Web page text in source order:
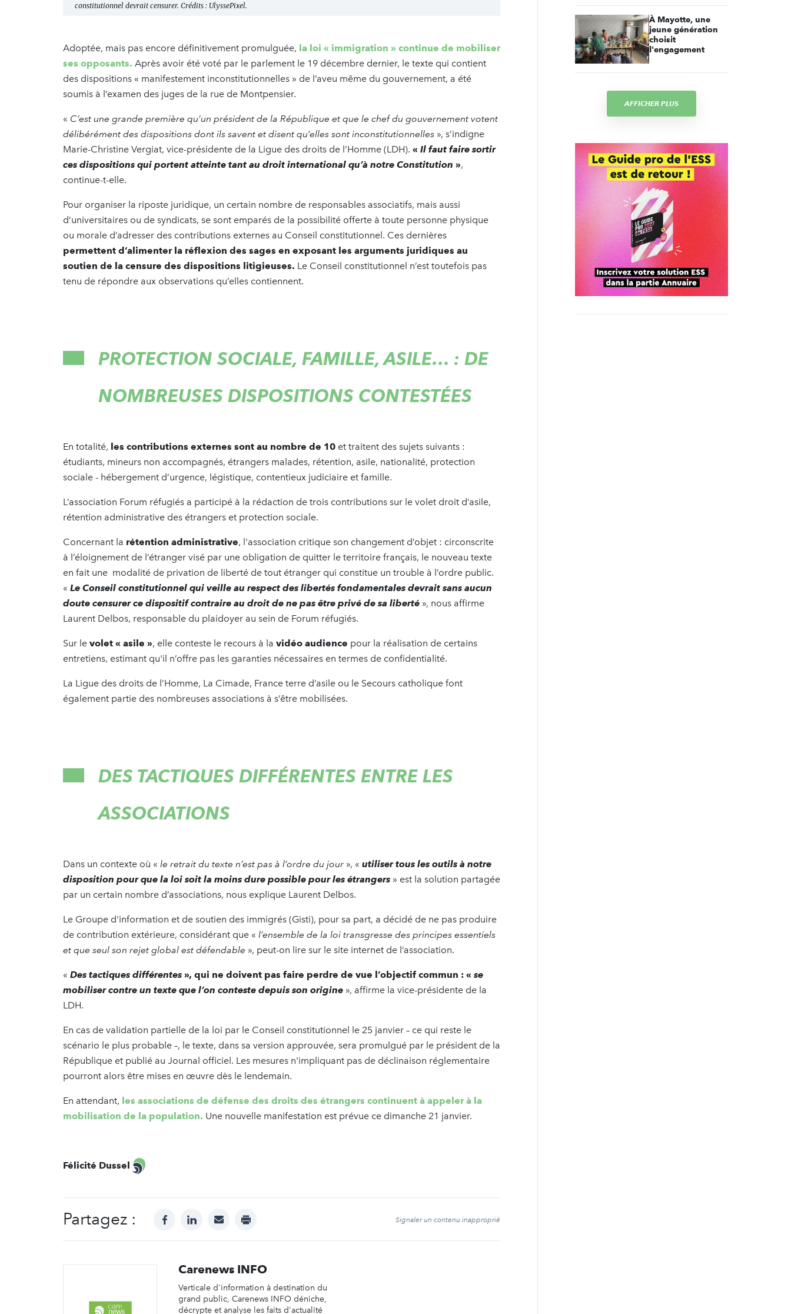
constitutionnel devrait censurer. Crédits : UlyssePixel.
Adoptée, mais pas encore définitivement promulguée, la loi « immigration » continue de mobiliser
ses opposants. Après avoir été voté par le parlement le 19 décembre dernier, le texte qui contient
des dispositions « manifestement inconstitutionnelles » de l’aveu même du gouvernement, a été
soumis à l’examen des juges de la rue de Montpensier.
« C’est une grande première qu’un président de la République et que le chef du gouvernement votent
délibérément des dispositions dont ils savent et disent qu’elles sont inconstitutionnelles », s’indigne
Marie-Christine Vergiat, vice-présidente de la Ligue des droits de l’Homme (LDH). « Il faut faire sortir
ces dispositions qui portent atteinte tant au droit international qu’à notre Constitution »,
continue-t-elle.
Pour organiser la riposte juridique, un certain nombre de responsables associatifs, mais aussi
d’universitaires ou de syndicats, se sont emparés de la possibilité offerte à toute personne physique
ou morale d’adresser des contributions externes au Conseil constitutionnel. Ces dernières
permettent d’alimenter la réflexion des sages en exposant les arguments juridiques au
soutien de la censure des dispositions litigieuses. Le Conseil constitutionnel n’est toutefois pas
tenu de répondre aux observations qu’elles contiennent.
PROTECTION SOCIALE, FAMILLE, ASILE… : DE
NOMBREUSES DISPOSITIONS CONTESTÉES
En totalité, les contributions externes sont au nombre de 10 et traitent des sujets suivants :
étudiants, mineurs non accompagnés, étrangers malades, rétention, asile, nationalité, protection
sociale - hébergement d’urgence, légistique, contentieux judiciaire et famille.
L’association Forum réfugiés a participé à la rédaction de trois contributions sur le volet droit d’asile,
rétention administrative des étrangers et protection sociale.
Concernant la rétention administrative, l'association critique son changement d’objet : circonscrite
à l’éloignement de l’étranger visé par une obligation de quitter le territoire français, le nouveau texte
en fait une modalité de privation de liberté de tout étranger qui constitue un trouble à l’ordre public.
« Le Conseil constitutionnel qui veille au respect des libertés fondamentales devrait sans aucun
doute censurer ce dispositif contraire au droit de ne pas être privé de sa liberté », nous affirme
Laurent Delbos, responsable du plaidoyer au sein de Forum réfugiés.
Sur le volet « asile », elle conteste le recours à la vidéo audience pour la réalisation de certains
entretiens, estimant qu'il n’offre pas les garanties nécessaires en termes de confidentialité.
La Ligue des droits de l’Homme, La Cimade, France terre d’asile ou le Secours catholique font
également partie des nombreuses associations à s’être mobilisées.
DES TACTIQUES DIFFÉRENTES ENTRE LES
ASSOCIATIONS
Dans un contexte où « le retrait du texte n’est pas à l’ordre du jour », « utiliser tous les outils à notre
disposition pour que la loi soit la moins dure possible pour les étrangers » est la solution partagée
par un certain nombre d’associations, nous explique Laurent Delbos.
Le Groupe d'information et de soutien des immigrés (Gisti), pour sa part, a décidé de ne pas produire
de contribution extérieure, considérant que « l’ensemble de la loi transgresse des principes essentiels
et que seul son rejet global est défendable », peut-on lire sur le site internet de l’association.
« Des tactiques différentes », qui ne doivent pas faire perdre de vue l’objectif commun : «se
mobiliser contre un texte que l’on conteste depuis son origine », affirme la vice-présidente de la
LDH.
En cas de validation partielle de la loi par le Conseil constitutionnel le 25 janvier – ce qui reste le
scénario le plus probable –, le texte, dans sa version approuvée, sera promulgué par le président de la
République et publié au Journal officiel. Les mesures n'impliquant pas de déclinaison réglementaire
pourront alors être mises en œuvre dès le lendemain.
En attendant, les associations de défense des droits des étrangers continuent à appeler à la
mobilisation de la population. Une nouvelle manifestation est prévue ce dimanche 21 janvier.
Félicité Dussel
Partagez : facebooklinkedinmail print Signaler un contenu inapproprié
Carenews INFO
Verticale d'information à destination du
grand public, Carenews INFO déniche,
décrypte et analyse les faits d'actualité
À Mayotte, une
jeune génération
choisit
l'engagement
AFFICHER PLUS